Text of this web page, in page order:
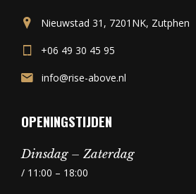
Nieuwstad 31, 7201NK, Zutphen
+06 49 30 45 95
info@rise-above.nl
OPENINGSTIJDEN
Dinsdag – Zaterdag
/ 11:00 – 18:00